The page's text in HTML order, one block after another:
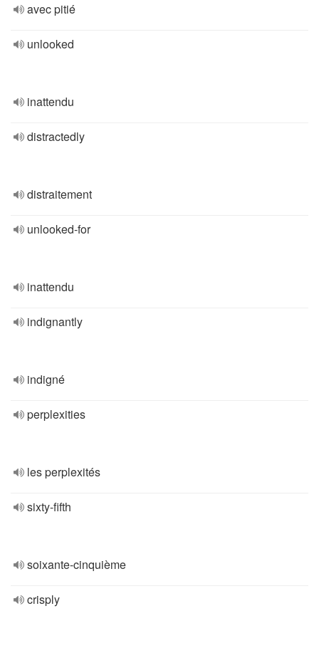
avec pitié
unlooked
inattendu
distractedly
distraitement
unlooked-for
inattendu
indignantly
indigné
perplexities
les perplexités
sixty-fifth
soixante-cinquième
crisply